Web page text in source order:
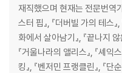
재직했으며 현재는 전문번역
스터 핍』, 『더버빌 가의 테스
화에서 살아남기』, 『끝나지
『거울나라의 앨리스』, 『셰익
킹』, 『벤저민 프랭클린』, 『단